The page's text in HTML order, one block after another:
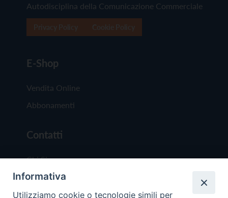
Autodisciplina della Comunicazione Commerciale
E-Shop
Vendita Online
Abbonamenti
Contatti
Chi Siamo
Redazione
Scrivici
Informativa
Utilizziamo cookie o tecnologie simili per